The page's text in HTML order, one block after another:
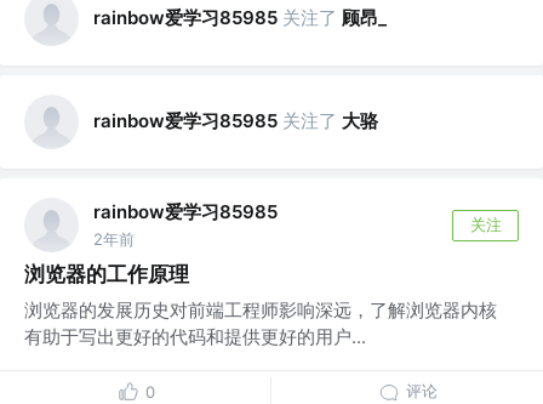
rainbow爱学习85985 关注了 顾昂_
rainbow爱学习85985 关注了 大骆
rainbow爱学习85985
2年前
关注
浏览器的工作原理
浏览器的发展历史对前端工程师影响深远，了解浏览器内核
有助于写出更好的代码和提供更好的用户...
0 评论